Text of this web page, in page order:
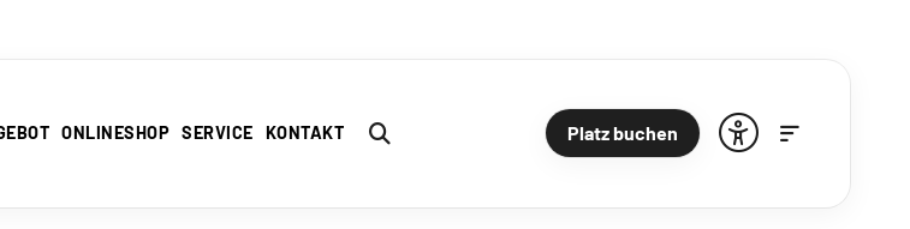
ONLINESHOP SERVICE KONTAKT Platz buchen